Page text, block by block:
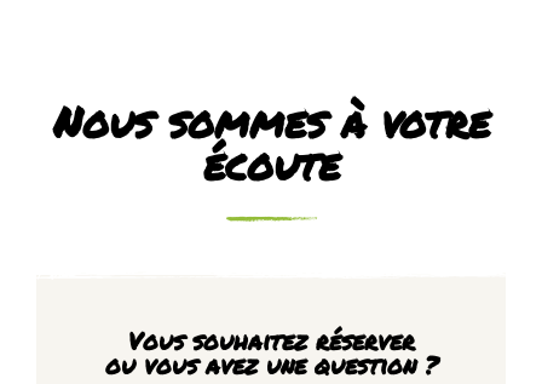
Nous sommes à votre
écoute
Vous souhaitez réserver
ou vous avez une question ?